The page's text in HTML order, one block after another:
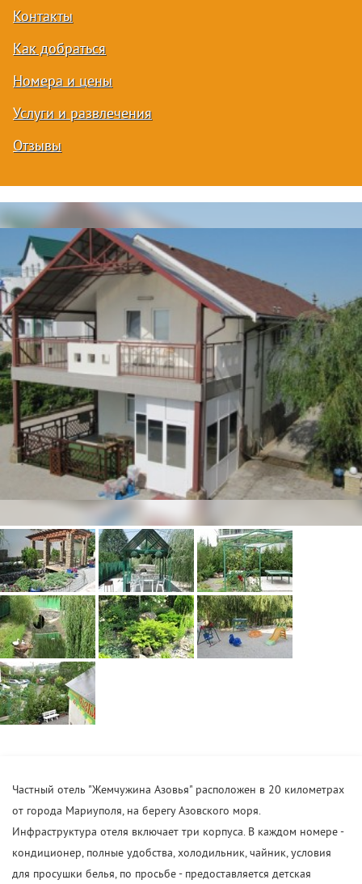
Контакты
Как добраться
Номера и цены
Услуги и развлечения
Отзывы
Частный отель "Жемчужина Азовья" расположен в 20 километрах
от города Мариуполя, на берегу Азовского моря.
Инфраструктура отеля включает три корпуса. В каждом номере -
кондиционер, полные удобства, холодильник, чайник, условия
для просушки белья, по просьбе - предоставляется детская